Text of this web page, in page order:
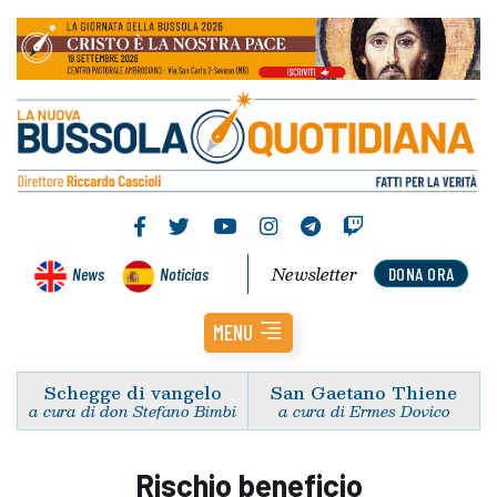
News Noticias DONA ORA
Newsletter
MENU
Schegge di vangelo
a cura di don Stefano Bimbi
San Gaetano Thiene
a cura di Ermes Dovico
Rischio beneficio